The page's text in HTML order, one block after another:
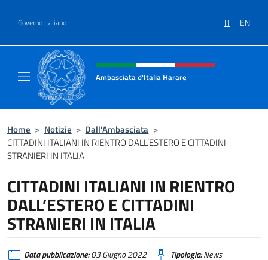
Governo Italiano IT EN
Intestazione sito, social e menù
Ambasciata d'Italia Harare
Home > Notizie > Dall’Ambasciata >
CITTADINI ITALIANI IN RIENTRO DALL’ESTERO E CITTADINI
STRANIERI IN ITALIA
CITTADINI ITALIANI IN RIENTRO
DALL’ESTERO E CITTADINI
STRANIERI IN ITALIA
Data pubblicazione:03 Giugno 2022 Tipologia:News